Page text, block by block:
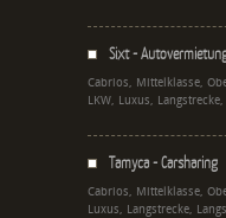
Sixt -
Cabrios, Mittelklasse,
LKW, Luxus,
Tamyca - Carsharing
Cabrios, Mittelklasse,
Luxus, Langstrecke,